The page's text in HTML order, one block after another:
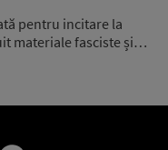
pentru incitare la
materiale fasciste și…